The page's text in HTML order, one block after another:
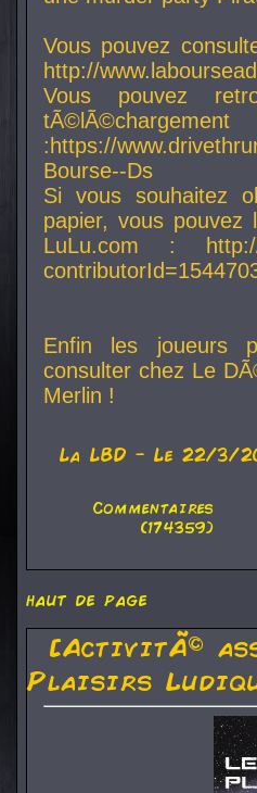
Vous pouvez
http://
Vous pouvez
:https://
Bourse--Ds
Si vous souhaitez
papier, vous
LuLu.com : http://
Enfin les joueurs
consulter chez Le
Merlin !
La LBD - Le 22/3/
Commentaires
(174359)
haut de page
[ActivitÃ©
Plaisirs